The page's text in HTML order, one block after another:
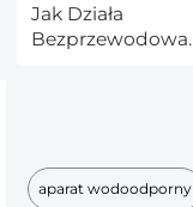
Jak Działa
Bezprzewodowa
aparat wodoodporny